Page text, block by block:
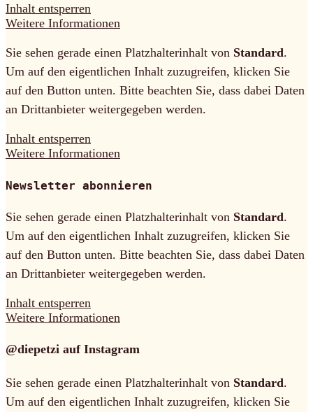
Inhalt entsperren
Weitere Informationen
Sie sehen gerade einen Platzhalterinhalt von Standard.
Um auf den eigentlichen Inhalt zuzugreifen, klicken Sie
auf den Button unten. Bitte beachten Sie, dass dabei Daten
an Drittanbieter weitergegeben werden.
Inhalt entsperren
Weitere Informationen
Newsletter abonnieren
Sie sehen gerade einen Platzhalterinhalt von Standard.
Um auf den eigentlichen Inhalt zuzugreifen, klicken Sie
auf den Button unten. Bitte beachten Sie, dass dabei Daten
an Drittanbieter weitergegeben werden.
Inhalt entsperren
Weitere Informationen
@diepetzi auf Instagram
Sie sehen gerade einen Platzhalterinhalt von Standard.
Um auf den eigentlichen Inhalt zuzugreifen, klicken Sie